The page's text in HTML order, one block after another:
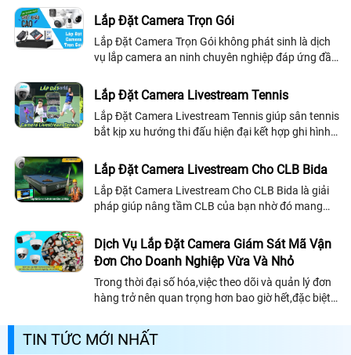
Lắp Đặt Camera Trọn Gói
Lắp Đặt Camera Trọn Gói không phát sinh là dịch
vụ lắp camera an ninh chuyên nghiệp đáp ứng đầy
sát, lắp đặt, setup hệ thống camera, hướng dẫn sử
dụng, bàn giao thiết bị, bảo hành và hỗ trợ kỹ
thuật
Lắp Đặt Camera Livestream Tennis
Lắp Đặt Camera Livestream Tennis giúp sân tennis
bắt kịp xu hướng thi đấu hiện đại kết hợp ghi hình
youtube và khả năng check VAR ngay tại sân
Lắp Đặt Camera Livestream Cho CLB Bida
Lắp Đặt Camera Livestream Cho CLB Bida là giải
pháp giúp nâng tầm CLB của bạn nhờ đó mang
từ camera giám sát
Dịch Vụ Lắp Đặt Camera Giám Sát Mã Vận
Đơn Cho Doanh Nghiệp Vừa Và Nhỏ
Trong thời đại số hóa,việc theo dõi và quản lý đơn
hàng trở nên quan trọng hơn bao giờ hết,đặc biệt
đặt camera giám sát mã vận đơn không chỉ giúp
kiểm soát hàng hóa chặt chẽ mà còn tối ưu hóa
TIN TỨC MỚI NHẤT